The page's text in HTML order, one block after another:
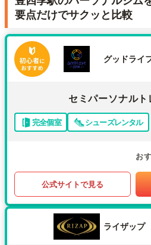
要点だけでサクッと比較
グッドライ
セミパーソナル
完全個室 シューズレンタル
お
公式サイトで見る
ライザップ